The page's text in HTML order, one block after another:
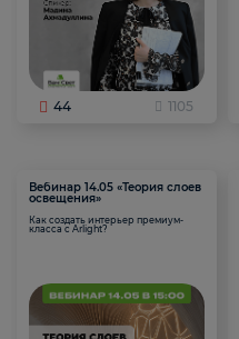
44 1105
Вебинар 14.05 «Теория слоев
освещения»
Как создать интерьер премиум-
класса с Arlight?